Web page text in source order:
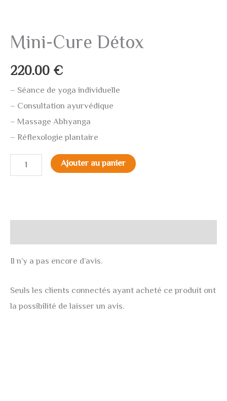
Mini-Cure Détox
220.00 €
– Séance de yoga individuelle
– Consultation ayurvédique
– Massage Abhyanga
– Réflexologie plantaire
Ajouter au panier
Il n’y a pas encore d’avis.
Seuls les clients connectés ayant acheté ce produit ont
la possibilité de laisser un avis.